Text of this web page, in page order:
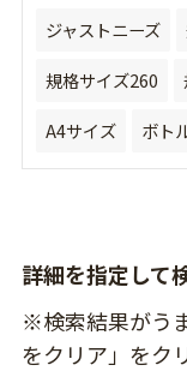
ジャストニーズ
規格サイズ260
A4サイズ
ボト
詳細を指定して
※検索結果がう
をクリア」をク